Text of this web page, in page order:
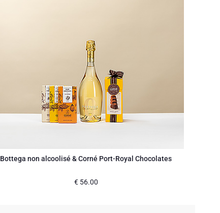
Bottega non alcoolisé & Corné Port-Royal Chocolates
€ 56.00